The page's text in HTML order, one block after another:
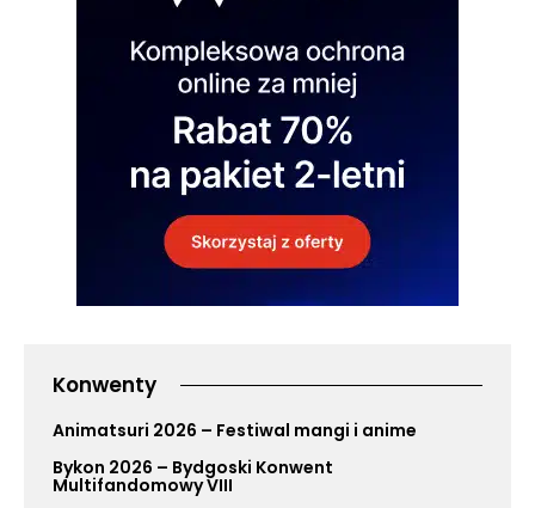
Konwenty
Animatsuri 2026 – Festiwal mangi i anime
Bykon 2026 – Bydgoski Konwent
Multifandomowy VIII